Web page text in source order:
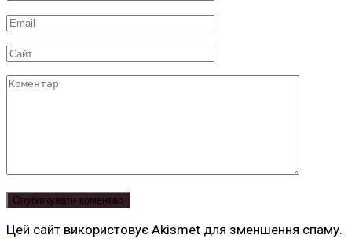
Email
Сайт
Коментар
Цей сайт використовує Akismet для зменшення спаму.